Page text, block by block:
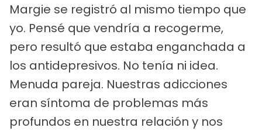
Margie se registró al mismo tiempo que
yo. Pensé que vendría a recogerme,
pero resultó que estaba enganchada a
los antidepresivos. No tenía ni idea.
Menuda pareja. Nuestras adicciones
eran síntoma de problemas más
profundos en nuestra relación y nos